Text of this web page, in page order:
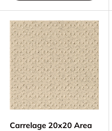
Carrelage 20x20 Area